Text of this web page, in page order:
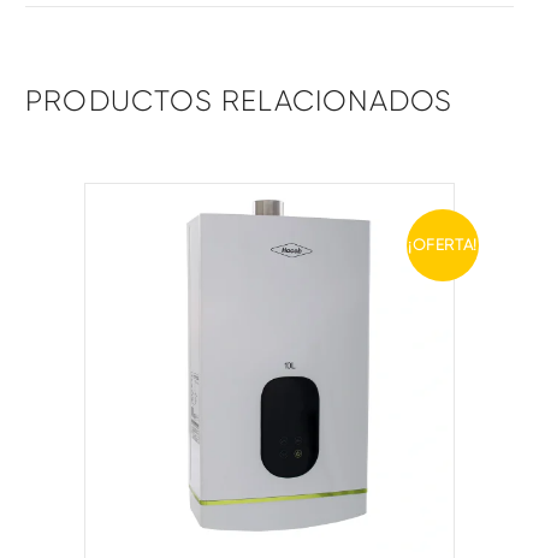
PRODUCTOS RELACIONADOS
¡OFERTA!